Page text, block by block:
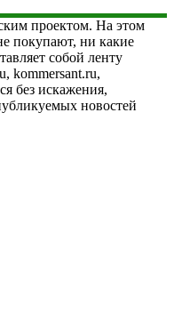
проектом. На этом
покупают, ни какие
собой ленту
kommersant.ru,
без искажения,
новостей